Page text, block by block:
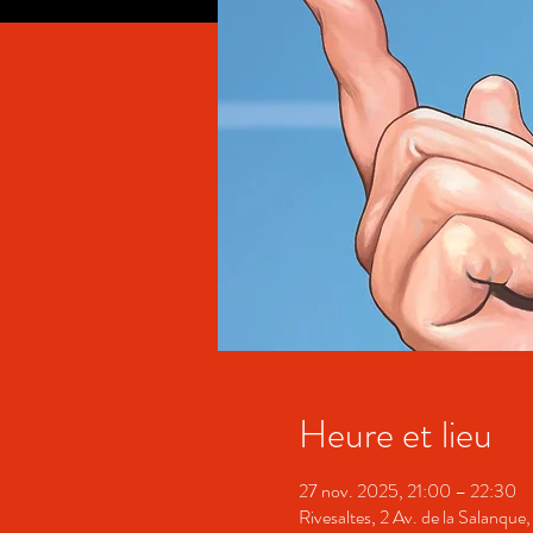
Heure et lieu
27 nov. 2025, 21:00 – 22:30
Rivesaltes, 2 Av. de la